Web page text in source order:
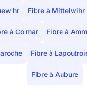
Fibre à Mittelwihr
à Colmar Fibre à
Fibre à
Fibre à Aubure